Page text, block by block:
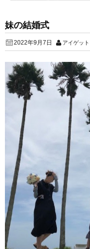
妹の結婚式
2022年9月7日 アイゲット